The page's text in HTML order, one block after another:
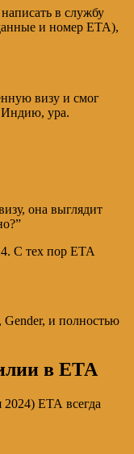
в службу
и номер ЕТА),
визу и смог
Индию, ура.
она выглядит
С тех пор ЕТА
и полностью
в ЕТА
ЕТА всегда